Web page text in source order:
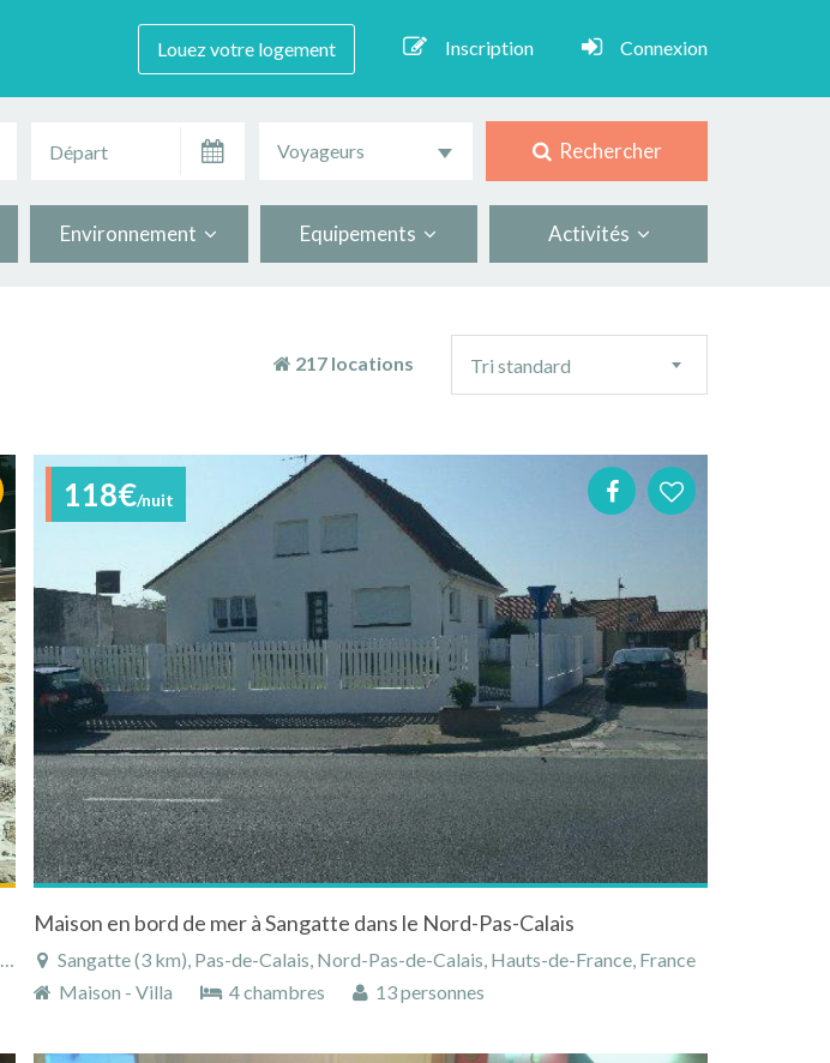
Louez votre logement Inscription Connexion
Voyageurs Rechercher
Environnement Equipements Activités
217 locations
tri
Tri standard
118€/nuit
Maison en bord de mer à Sangatte dans le Nord-Pas-Calais
Sangatte (3 km), Pas-de-Calais, Nord-Pas-de-Calais, Hauts-de-France, France
Maison - Villa
4 chambres 13 personnes